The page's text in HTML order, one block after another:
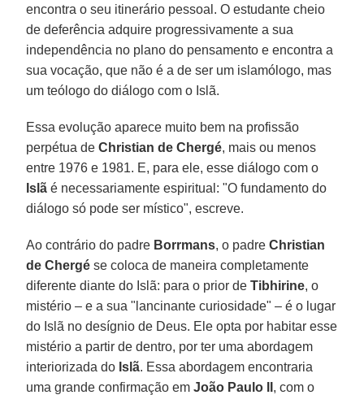
encontra o seu itinerário pessoal. O estudante cheio
de deferência adquire progressivamente a sua
independência no plano do pensamento e encontra a
sua vocação, que não é a de ser um islamólogo, mas
um teólogo do diálogo com o Islã.
Essa evolução aparece muito bem na profissão
perpétua deChristian de Chergé, mais ou menos
entre 1976 e 1981. E, para ele, esse diálogo com o
Islã é necessariamente espiritual: "O fundamento do
diálogo só pode ser místico", escreve.
Ao contrário do padre Borrmans, o padreChristian
de Chergé se coloca de maneira completamente
diferente diante do Islã: para o prior deTibhirine, o
mistério – e a sua "lancinante curiosidade" – é o lugar
do Islã no desígnio de Deus. Ele opta por habitar esse
mistério a partir de dentro, por ter uma abordagem
interiorizada do Islã. Essa abordagem encontraria
uma grande confirmação emJoão Paulo II , com o